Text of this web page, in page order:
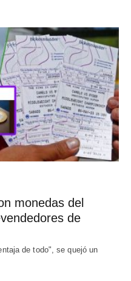
monedas del
de
de todo", se quejó un